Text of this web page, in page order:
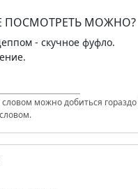
ПОСМОТРЕТЬ МОЖНО?
- скучное фуфло.
можно добиться